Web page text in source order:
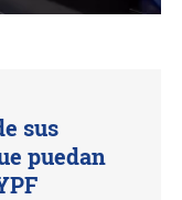
sus
puedan